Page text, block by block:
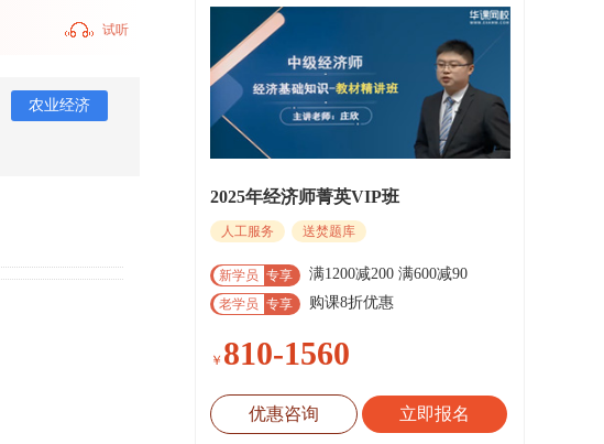
试听
农业经济
2025年经济师菁英VIP班
人工服务 送焚题库
新学员 专享 满1200减200 满600减90
老学员 专享 购课8折优惠
￥ 810-1560
优惠咨询 立即报名